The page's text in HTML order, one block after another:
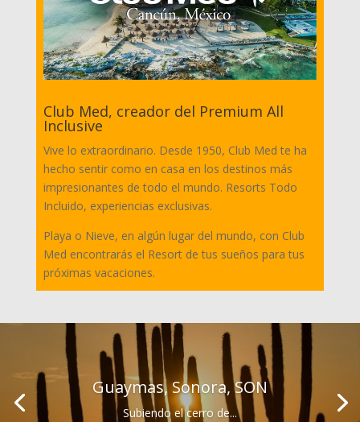
Club Med, creador del Premium All
Inclusive
Vive lo extraordinario. Desde 1950, Club Med te ha
hecho sentir como en casa en los destinos más
impresionantes de todo el mundo. Resorts Todo
Incluido, experiencias exclusivas.
Playa o Nieve, en algún lugar del mundo, con Club
Med encontrarás el Resort de tus sueños para tus
próximas vacaciones.
Guaymas, Sonora, SON
Subiendo el cerro de...